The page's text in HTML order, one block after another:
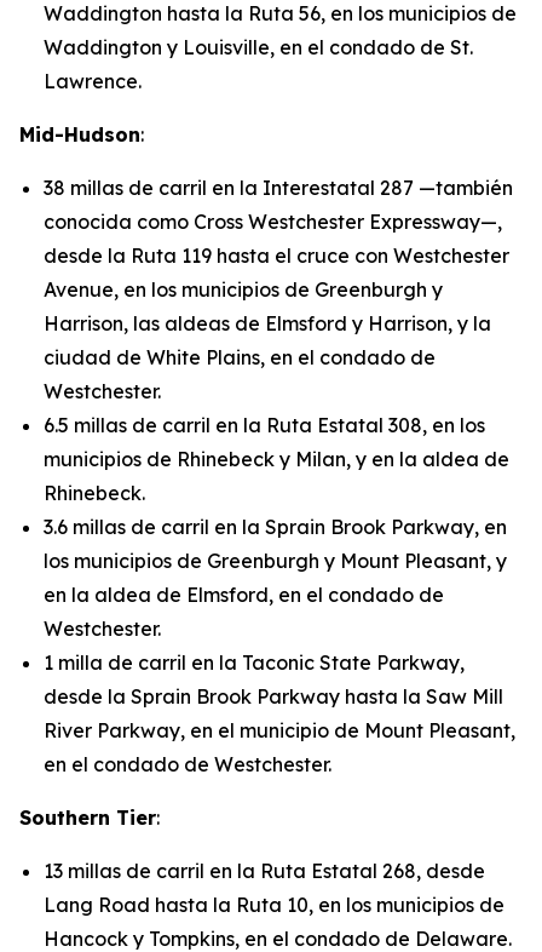
Waddington hasta la Ruta 56, en los municipios de
Waddington y Louisville, en el condado de St.
Lawrence.
Mid-Hudson:
38 millas de carril en la Interestatal 287 —también
conocida como Cross Westchester Expressway—,
desde la Ruta 119 hasta el cruce con Westchester
Avenue, en los municipios de Greenburgh y
Harrison, las aldeas de Elmsford y Harrison, y la
ciudad de White Plains, en el condado de
Westchester.
6.5 millas de carril en la Ruta Estatal 308, en los
municipios de Rhinebeck y Milan, y en la aldea de
Rhinebeck.
3.6 millas de carril en la Sprain Brook Parkway, en
los municipios de Greenburgh y Mount Pleasant, y
en la aldea de Elmsford, en el condado de
Westchester.
1 milla de carril en la Taconic State Parkway,
desde la Sprain Brook Parkway hasta la Saw Mill
River Parkway, en el municipio de Mount Pleasant,
en el condado de Westchester.
Southern Tier:
13 millas de carril en la Ruta Estatal 268, desde
Lang Road hasta la Ruta 10, en los municipios de
Hancock y Tompkins, en el condado de Delaware.